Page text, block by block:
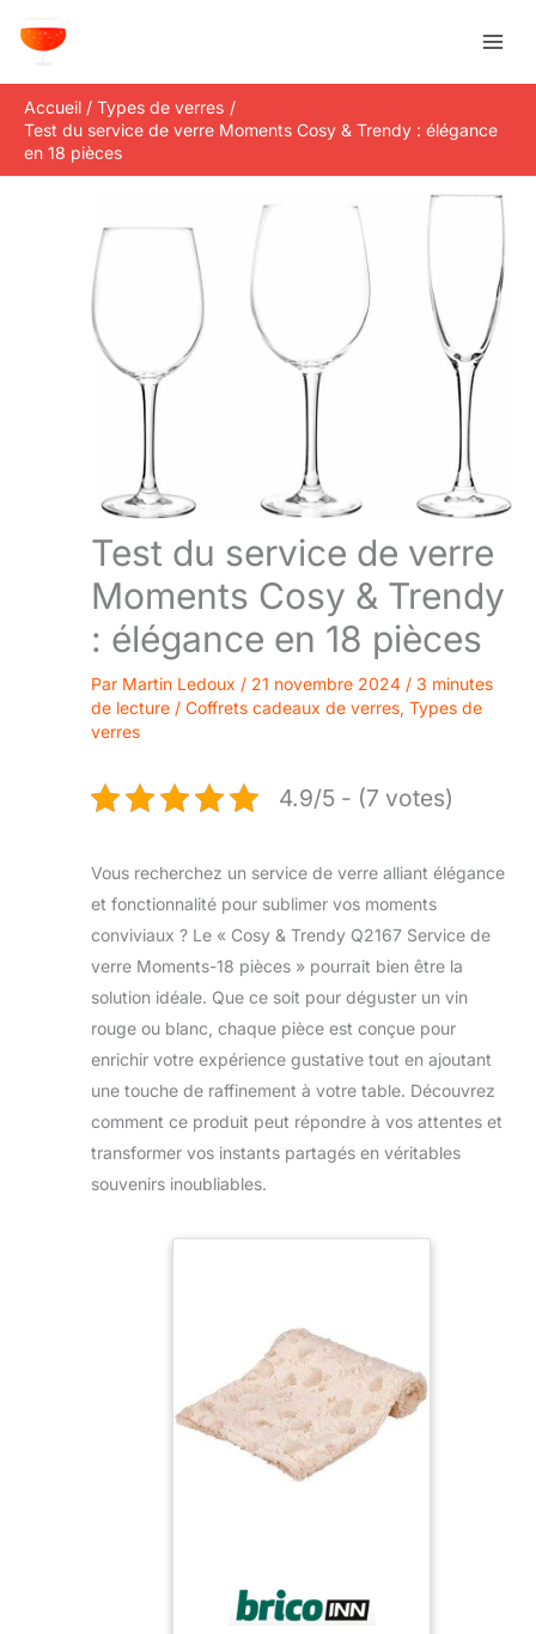
Accueil
Types de verres
Test du service de verre Moments Cosy & Trendy : élégance
en 18 pièces
Test du service de verre
Moments Cosy & Trendy
: élégance en 18 pièces
Par Martin Ledoux / 21 novembre 2024 / 3 minutes
de lecture / Coffrets cadeaux de verres, Types de
verres
4.9/5 - (7 votes)
Vous recherchez un service de verre alliant élégance
et fonctionnalité pour sublimer vos moments
conviviaux ? Le « Cosy & Trendy Q2167 Service de
verre Moments-18 pièces » pourrait bien être la
solution idéale. Que ce soit pour déguster un vin
rouge ou blanc, chaque pièce est conçue pour
enrichir votre expérience gustative tout en ajoutant
une touche de raffinement à votre table. Découvrez
comment ce produit peut répondre à vos attentes et
transformer vos instants partagés en véritables
souvenirs inoubliables.
e
c
h
e
r